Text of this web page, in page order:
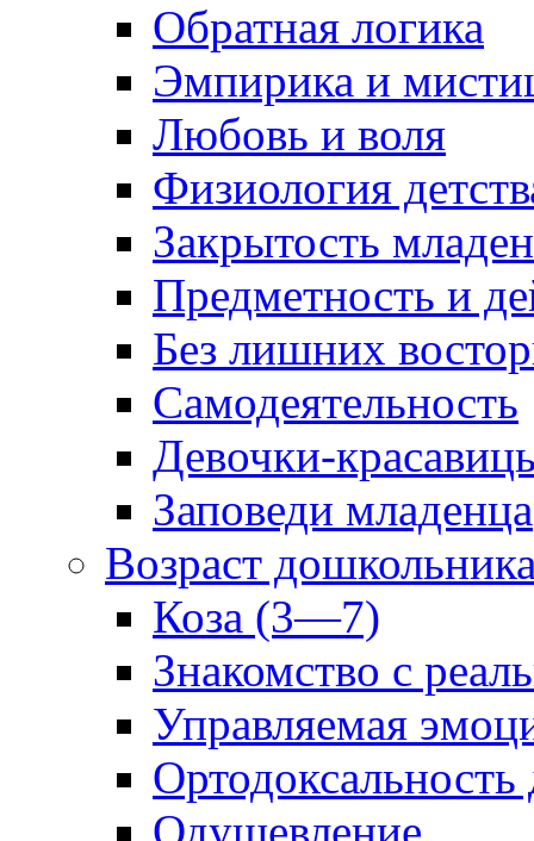
Обратная логика
Эмпирика и
Любовь и воля
Физиология
Закрытость
Предметность и
Без лишних
Самодеятельность
Девочки-
Заповеди младенца
Возраст
Коза (3—7)
Знакомство с
Управляемая
Одушевление